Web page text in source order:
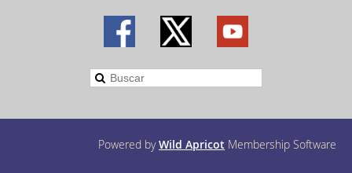
Powered byWild Apricot Membership Software